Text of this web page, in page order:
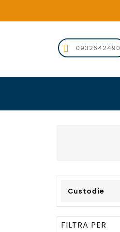
 0932642490
Custodie
FILTRA PER